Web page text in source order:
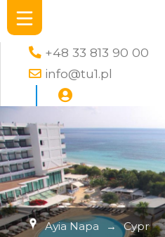
+48 33 813 90 00
info@tu1.pl
Ayia Napa → Cypr